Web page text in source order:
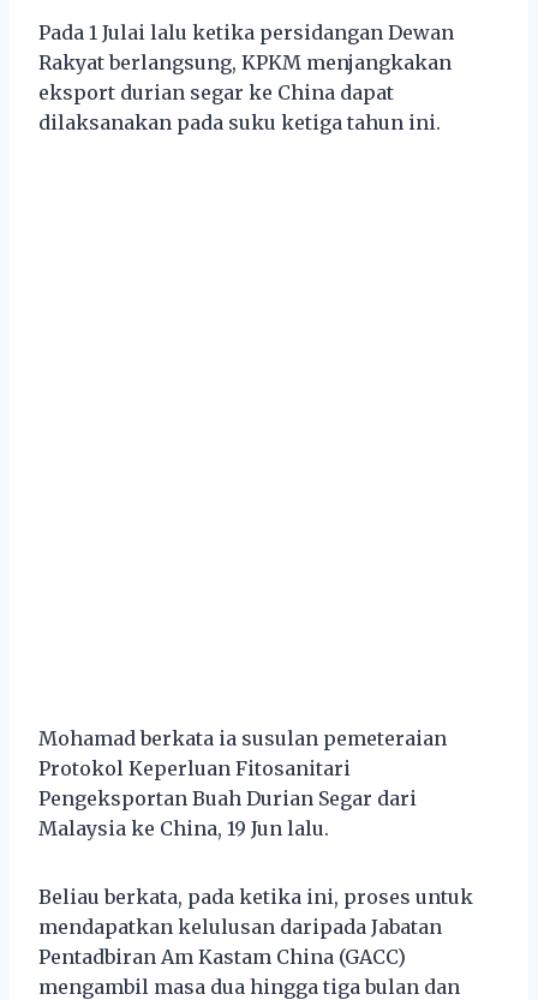
Pada 1 Julai lalu ketika persidangan Dewan
Rakyat berlangsung, KPKM menjangkakan
eksport durian segar ke China dapat
dilaksanakan pada suku ketiga tahun ini.
Mohamad berkata ia susulan pemeteraian
Protokol Keperluan Fitosanitari
Pengeksportan Buah Durian Segar dari
Malaysia ke China, 19 Jun lalu.
Beliau berkata, pada ketika ini, proses untuk
mendapatkan kelulusan daripada Jabatan
Pentadbiran Am Kastam China (GACC)
mengambil masa dua hingga tiga bulan dan